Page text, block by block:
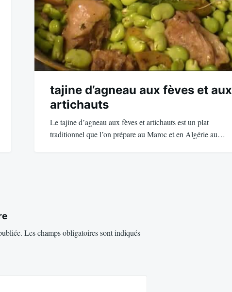
tajine d’agneau aux fèves et aux
artichauts
Le tajine d’agneau aux fèves et artichauts est un plat
traditionnel que l’on prépare au Maroc et en Algérie au…
Les champs obligatoires sont indiqués